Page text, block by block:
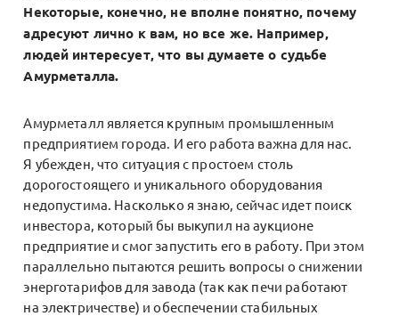
Некоторые, конечно, не вполне понятно, почему
адресуют лично к вам, но все же. Например,
людей интересует, что вы думаете о судьбе
Амурметалла.
Амурметалл является крупным промышленным
предприятием города. И его работа важна для нас.
Я убежден, что ситуация с простоем столь
дорогостоящего и уникального оборудования
недопустима. Насколько я знаю, сейчас идет поиск
инвестора, который бы выкупил на аукционе
предприятие и смог запустить его в работу. При этом
параллельно пытаются решить вопросы о снижении
энерготарифов для завода (так как печи работают
на электричестве) и обеспечении стабильных